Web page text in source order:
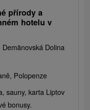
přírody a
hotelu v
Demänovská Dolina
Polopenze
sauny, karta Liptov
bonusy.